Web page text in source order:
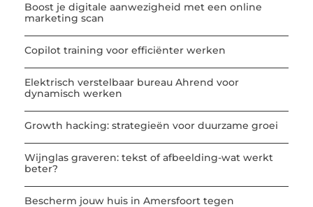
Boost je digitale aanwezigheid met een online
marketing scan
Copilot training voor efficiënter werken
Elektrisch verstelbaar bureau Ahrend voor
dynamisch werken
Growth hacking: strategieën voor duurzame groei
Wijnglas graveren: tekst of afbeelding-wat werkt
beter?
Bescherm jouw huis in Amersfoort tegen